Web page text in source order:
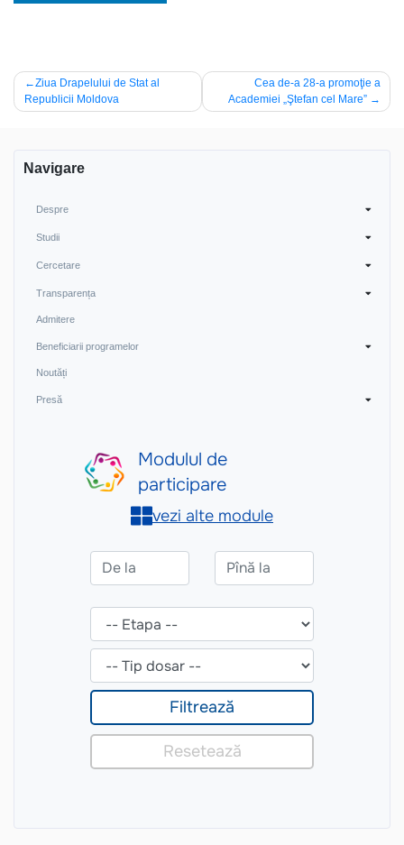
Navigare
în
Ziua Drapelului de Stat al
Republicii Moldova
Cea de-a 28-a promoţie a
Academiei „Ştefan cel Mare”
Navigare
Despre
Studii
Cercetare
Transparența
Admitere
Beneficiarii programelor
Noutăți
Presă